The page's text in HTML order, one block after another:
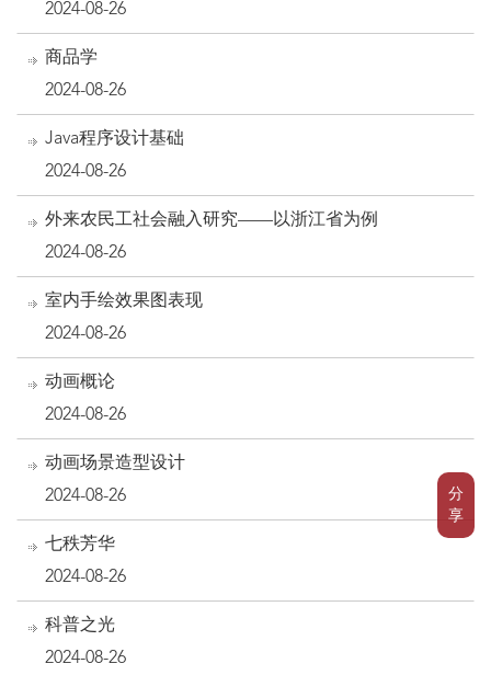
分
享
2024-08-26
商品学
2024-08-26
Java程序设计基础
2024-08-26
外来农民工社会融入研究——以浙江省为例
2024-08-26
室内手绘效果图表现
2024-08-26
动画概论
2024-08-26
动画场景造型设计
2024-08-26
七秩芳华
2024-08-26
科普之光
2024-08-26